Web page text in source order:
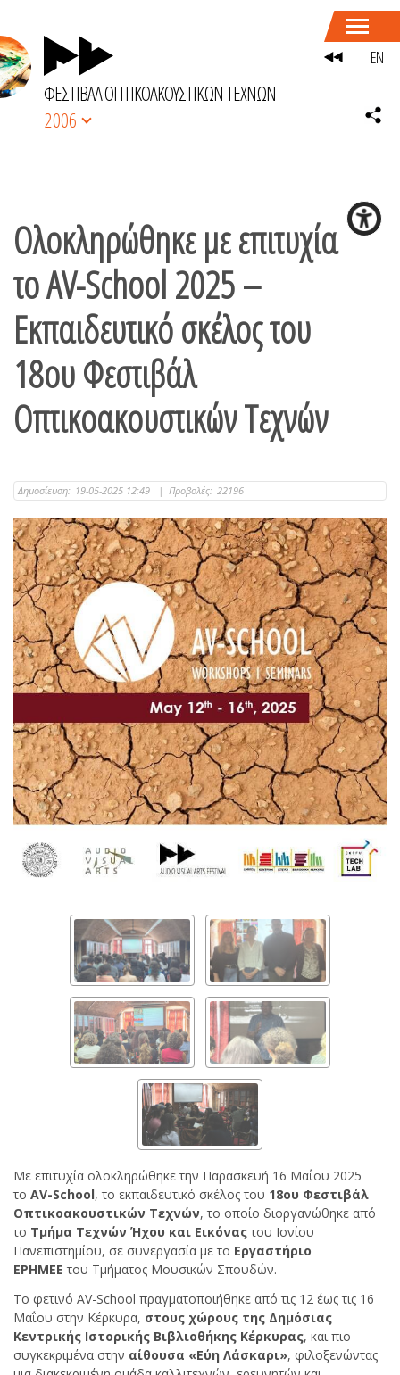
ΦΕΣΤΙΒΑΛ ΟΠΤΙΚΟΑΚΟΥΣΤΙΚΩΝ ΤΕΧΝΩΝ
2006
Ολοκληρώθηκε με επιτυχία
το AV-School 2025 –
Εκπαιδευτικό σκέλος του
18ου Φεστιβάλ
Οπτικοακουστικών Τεχνών
Δημοσίευση: 19-05-2025 12:49 | Προβολές: 22196
Με επιτυχία ολοκληρώθηκε την Παρασκευή 16 Μαΐου 2025
το AV-School, το εκπαιδευτικό σκέλος του 18ου Φεστιβάλ
Οπτικοακουστικών Τεχνών, το οποίο διοργανώθηκε από
το Τμήμα Τεχνών Ήχου και Εικόνας του Ιονίου
Πανεπιστημίου, σε συνεργασία με το Εργαστήριο
ΕΡΗΜΕΕ του Τμήματος Μουσικών Σπουδών.
Το φετινό AV-School πραγματοποιήθηκε από τις 12 έως τις 16
Μαΐου στην Κέρκυρα, στους χώρους της Δημόσιας
Κεντρικής Ιστορικής Βιβλιοθήκης Κέρκυρας, και πιο
συγκεκριμένα στην αίθουσα «Εύη Λάσκαρι», φιλοξενώντας
EN